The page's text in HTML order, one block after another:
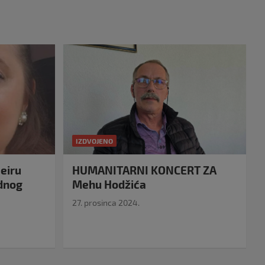
IZDVOJENO
HUMANITARNI KONCERT ZA
Mehu Hodžića
27. prosinca 2024.